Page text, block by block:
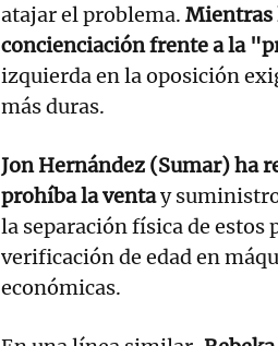
atajar el problema. Mientras
concienciación frente a la
izquierda en la oposición
más duras.
Jon Hernández (Sumar) ha
prohíba la ventay suministro
la separación física de estos
verificación de edad en
económicas.